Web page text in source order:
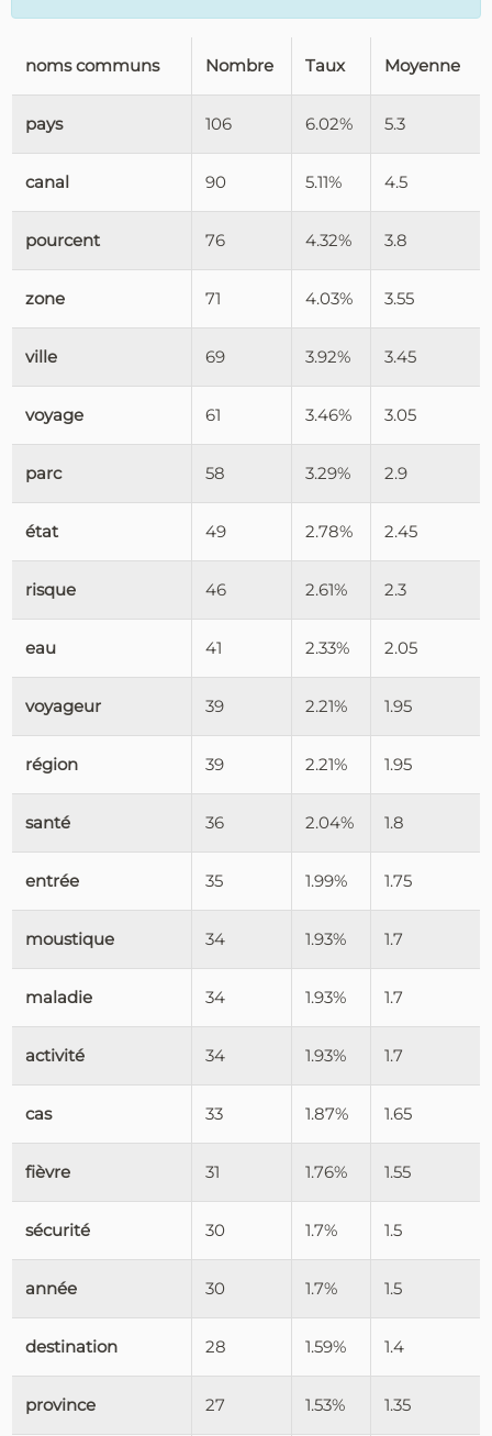
noms communs Nombre Taux Moyenne
pays 106 6.02% 5.3
canal 90 5.11% 4.5
pourcent 76 4.32% 3.8
zone 71 4.03% 3.55
ville 69 3.92% 3.45
voyage 61 3.46% 3.05
parc 58 3.29% 2.9
état 49 2.78% 2.45
risque 46 2.61% 2.3
eau 41 2.33% 2.05
voyageur 39 2.21% 1.95
région 39 2.21% 1.95
santé 36 2.04% 1.8
entrée 35 1.99% 1.75
moustique 34 1.93% 1.7
maladie 34 1.93% 1.7
activité 34 1.93% 1.7
cas 33 1.87% 1.65
fièvre 31 1.76% 1.55
sécurité 30 1.7% 1.5
année 30 1.7% 1.5
destination 28 1.59% 1.4
province 27 1.53% 1.35